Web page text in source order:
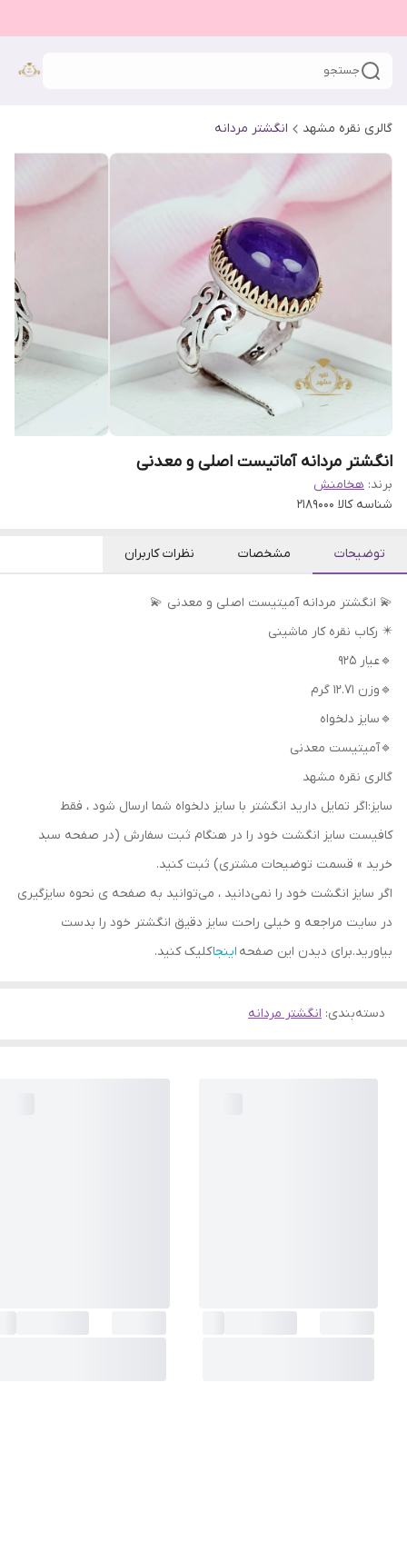
جستجو
گالری نقره مشهد انگشتر مردانه
انگشتر مردانه آماتیست اصلی و معدنی
برند: هخامنش
شناسه کالا 2189000
توضیحات مشخصات نظرات کاربران
💫 انگشتر مردانه آمیتیست اصلی و معدنی 💫
✴️ رکاب نقره کار ماشینی
🔹عیار 925
🔹وزن 12.71 گرم
🔹سایز دلخواه
🔹آمیتیست معدنی
گالری نقره مشهد
سایز:اگر تمایل دارید انگشتر با سایز دلخواه شما ارسال شود ، فقط
کافیست سایز انگشت خود را در هنگام ثبت سفارش (در صفحه سبد
خرید » قسمت توضیحات مشتری) ثبت کنید.
اگر سایز انگشت خود را نمی‌دانید ، می‌توانید به صفحه ی نحوه سایزگیری
در سایت مراجعه و خیلی راحت سایز دقیق انگشتر خود را بدست
بیاورید.برای دیدن این صفحه اینجاکلیک کنید.
دسته‌بندی: انگشتر مردانه